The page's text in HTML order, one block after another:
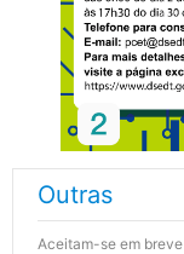
Outras
Aceitam-se em